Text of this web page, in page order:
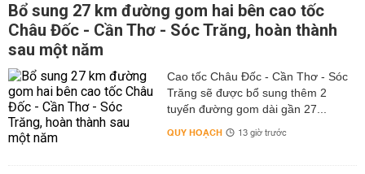
Bổ sung 27 km đường gom hai bên cao tốc
Châu Đốc - Cần Thơ - Sóc Trăng, hoàn thành
sau một năm
Cao tốc Châu Đốc - Cần Thơ - Sóc
Trăng sẽ được bổ sung thêm 2
tuyến đường gom dài gần 27...
QUY HOẠCH 13 giờ trước